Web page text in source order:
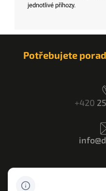
jednotlivé příhozy.
Potřebujete
+420